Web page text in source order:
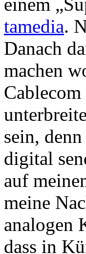
einem
tamedia.
Danach
machen
sein,
digital
auf
meine
analogen
dass in